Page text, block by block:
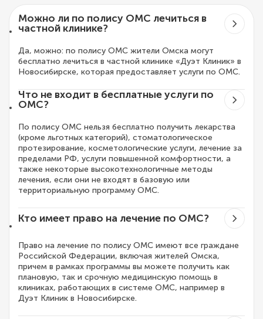
Можно ли по полису ОМС лечиться в
частной клинике?
Да, можно: по полису ОМС жители Омска могут
бесплатно лечиться в частной клинике «Дуэт Клиник» в
Новосибирске, которая предоставляет услуги по ОМС.
Что не входит в бесплатные услуги по
ОМС?
По полису ОМС нельзя бесплатно получить лекарства
(кроме льготных категорий), стоматологическое
протезирование, косметологические услуги, лечение за
пределами РФ, услуги повышенной комфортности, а
также некоторые высокотехнологичные методы
лечения, если они не входят в базовую или
территориальную программу ОМС.
Кто имеет право на лечение по ОМС?
Право на лечение по полису ОМС имеют все граждане
Российской Федерации, включая жителей Омска,
причем в рамках программы вы можете получить как
плановую, так и срочную медицинскую помощь в
клиниках, работающих в системе ОМС, например в
Дуэт Клиник в Новосибирске.